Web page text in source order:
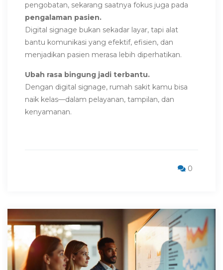
pengobatan, sekarang saatnya fokus juga pada
pengalaman pasien.
Digital signage bukan sekadar layar, tapi alat
bantu komunikasi yang efektif, efisien, dan
menjadikan pasien merasa lebih diperhatikan.
Ubah rasa bingung jadi terbantu.
Dengan digital signage, rumah sakit kamu bisa
naik kelas—dalam pelayanan, tampilan, dan
kenyamanan.
0